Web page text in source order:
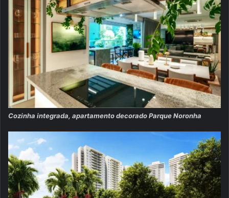
Cozinha integrada, apartamento decorado Parque Noronha